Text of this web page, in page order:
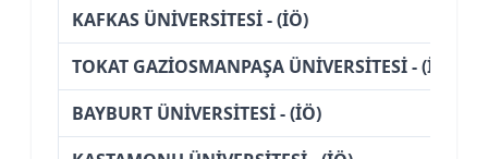
KAFKAS ÜNİVERSİTESİ - (İÖ)
TOKAT GAZİOSMANPAŞA ÜNİVERSİTESİ - (İÖ)
BAYBURT ÜNİVERSİTESİ - (İÖ)